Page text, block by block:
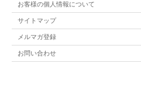
お客様の個人情報について
サイトマップ
メルマガ登録
お問い合わせ